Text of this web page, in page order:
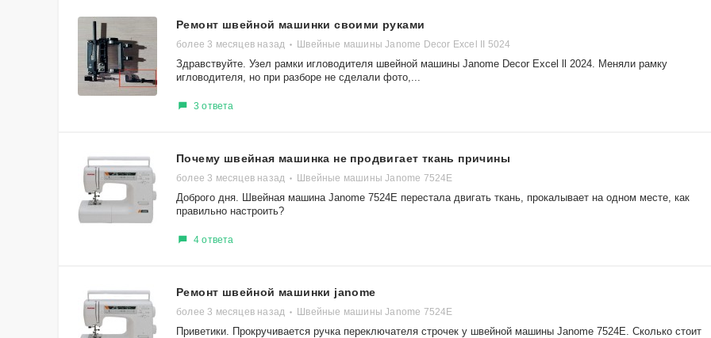
Ремонт швейной машинки своими руками
более 3 месяцев назад Швейные машины Janome Decor Excel II 5024
Здравствуйте. Узел рамки игловодителя швейной машины Janome Decor Excel ll 2024. Меняли рамку
игловодителя, но при разборе не сделали фото,...
3 ответа
Почему швейная машинка не продвигает ткань причины
более 3 месяцев назад Швейные машины Janome 7524E
Доброго дня. Швейная машина Janome 7524E перестала двигать ткань, прокалывает на одном месте, как
правильно настроить?
4 ответа
Ремонт швейной машинки janome
более 3 месяцев назад Швейные машины Janome 7524E
Приветики. Прокручивается ручка переключателя строчек у швейной машины Janome 7524E. Сколько стоит